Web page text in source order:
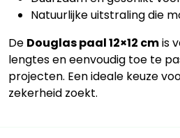
Natuurlijke uitstraling die
De Douglas paal 12×12 cmis
lengtes en eenvoudig toe te
projecten. Een ideale keuze
zekerheid zoekt.